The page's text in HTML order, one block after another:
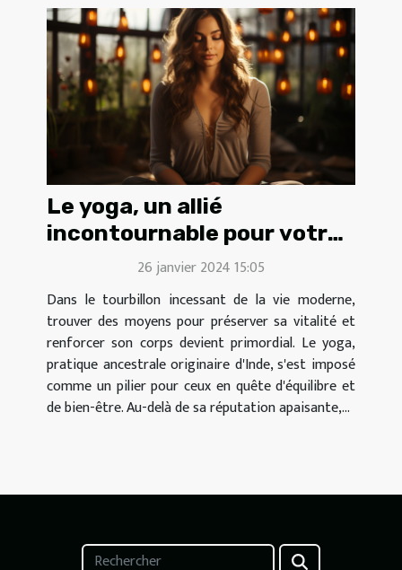
Le yoga, un allié
incontournable pour votre
26 janvier 2024 15:05
Dans le tourbillon incessant de la vie moderne,
trouver des moyens pour préserver sa vitalité et
renforcer son corps devient primordial. Le yoga,
pratique ancestrale originaire d'Inde, s'est imposé
comme un pilier pour ceux en quête d'équilibre et
de bien-être. Au-delà de sa réputation apaisante,...